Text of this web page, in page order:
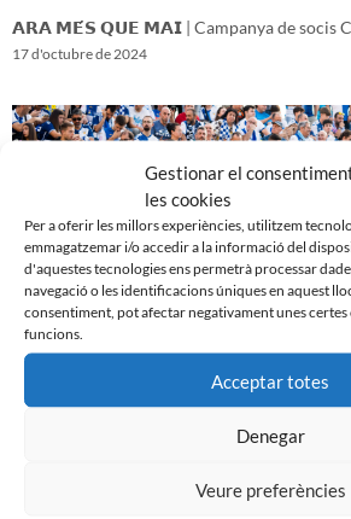
Gestionar el
les cookies
Per a oferir les millors experiències, utilitzem
emmagatzemar i/o accedir a la informació del
d'aquestes tecnologies ens permetrà processar
navegació o les identificacions úniques en aquest
consentiment, pot afectar negativament unes
funcions.
Acceptar totes
Denegar
Veure preferències
𝗔𝗥𝗔 𝗠𝗘́𝗦 𝗤𝗨𝗘 𝗠𝗔𝗜 | Campanya de socis
17 d'octubre de 2024
𝑽𝒆𝒏𝒊𝒎 𝒅’𝒖𝒏𝒂 𝒈𝒓𝒂𝒏 𝒃𝒂𝒕𝒂𝒍𝒍𝒂…𝒊 𝒂𝒏𝒆𝒎 𝒂 𝒑𝒆𝒓 𝒍𝒂 𝒔𝒆𝒈𝒖̈𝒆𝒏𝒕